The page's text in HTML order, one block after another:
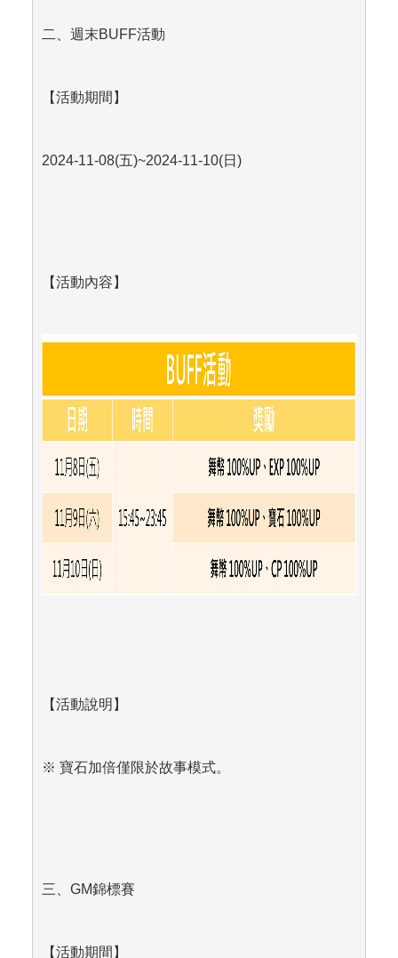
二、週末BUFF活動
【活動期間】
2024-11-08(五)~2024-11-10(日)
【活動內容】
【活動說明】
※ 寶石加倍僅限於故事模式。
三、GM錦標賽
【活動期間】